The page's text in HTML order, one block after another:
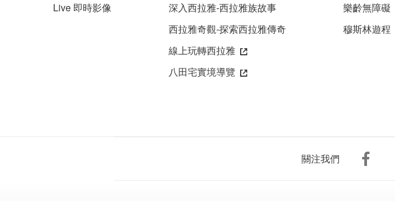
Live 即時影像
深入西拉雅-西拉雅族故事
西拉雅奇觀-探索西拉雅傳奇
線上玩轉西拉雅
八田宅實境導覽
樂齡無障礙
穆斯林遊程
關注我們